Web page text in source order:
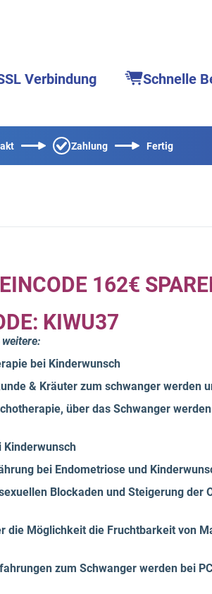
Verbindung Schnelle
Zahlung Fertig
162€
KIWU37
bei Kinderwunsch
& Kräuter zum schwanger werden
über das Schwanger
Kinderwunsch
bei Endometriose und
Blockaden und Steigerung der
die Möglichkeit die Fruchtbarkeit von
zum Schwanger werden bei